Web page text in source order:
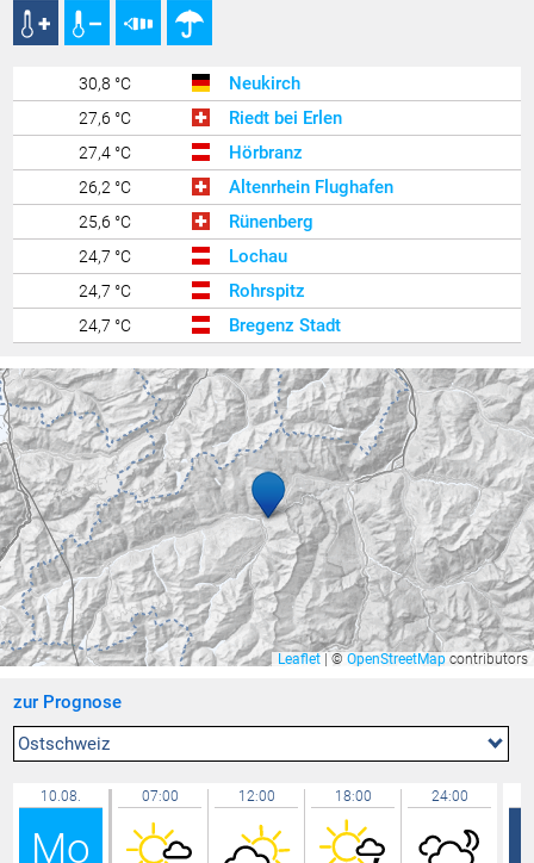
30,8 °C Neukirch
27,6 °C Riedt bei Erlen
27,4 °C Hörbranz
26,2 °C Altenrhein Flughafen
25,6 °C Rünenberg
24,7 °C Lochau
24,7 °C Rohrspitz
24,7 °C Bregenz Stadt
24,5 °C Berneck
24,5 °C Lochau - Nord
24,2 °C St. Gallen
24,0 °C Bregenz Mehrerau
24,0 °C Salen Reutenen
24,0 °C Lochau Zentrum
23,9 °C Dornbirn Karren
23,7 °C Altach
23,7 °C Balzers Oksaboda
23,7 °C
23,7 °C
23,6 °C Gersau
23,5 °C Lindau Insel
Leaflet © OpenStreetMap contributors
zur Prognose
Ostschweiz
10.08.
Mo
07:00 12:00 18:00 24:00